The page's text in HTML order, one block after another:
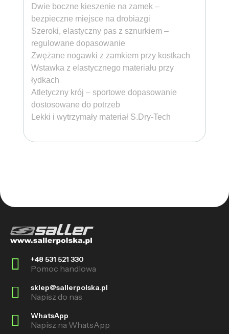
Dwie boczne kieszenie na zamek –
bezpieczne miejsce na drobiazgi
Szeroki, elastyczny pas z sznurkiem –
regulowane dopasowanie
Zwężane nogawki z zamkiem przy kostkach
Wstawka z elastycznego materiału przy
łydkach
Atletyczny krój – sportowe dopasowanie
dostosowane do potrzeb
Lekki i wytrzymały materiał S.Dry-Tech
+48 531 521 330
Pomoc handlowa
sklep@sallerpolska.pl
Napisz do nas
WhatsApp
Napisz na WhatsApp